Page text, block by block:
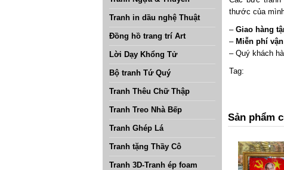
Tranh in dầu nghệ Thuật
Đồng hồ trang trí Art
Lời Dạy Khổng Tử
Bộ tranh Tứ Quý
Tranh Thêu Chữ Thập
Tranh Treo Nhà Bếp
Tranh Ghép Lá
Tranh tặng Thầy Cô
Tranh 3D-Tranh ép foam
thước của
–Giao hàng
– Miễn phí
– Quý khách
Tag:
Sản phẩm